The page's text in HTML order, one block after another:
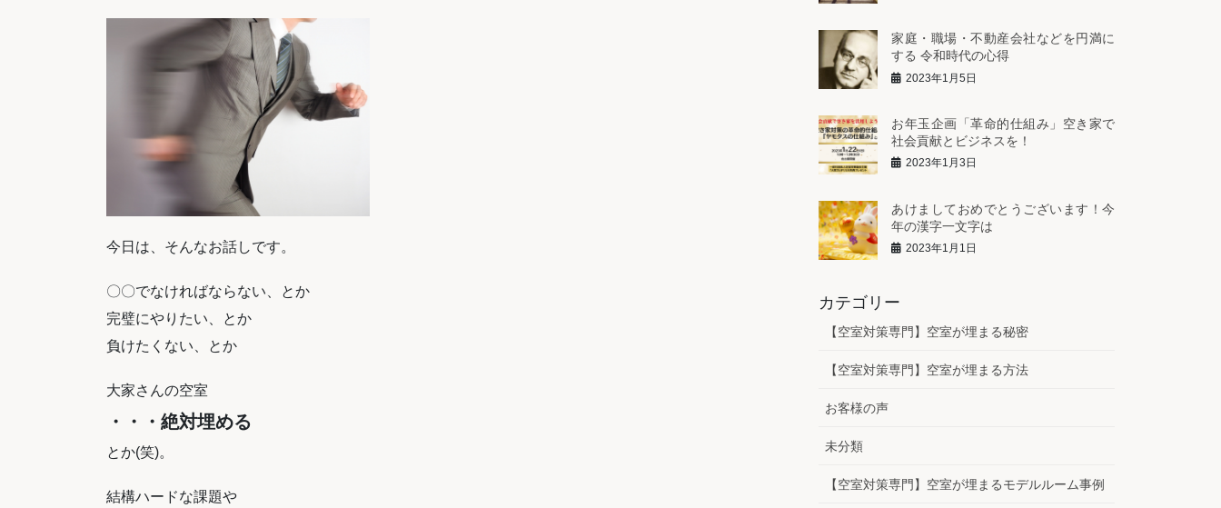
今日は、そんなお話しです。
〇〇でなければならない、とか
完璧にやりたい、とか
負けたくない、とか
大家さんの空室
・・・絶対埋める
とか(笑)。
結構ハードな課題や
家庭・職場・不動産会社などを円満に
する 令和時代の心得
2023年1月5日
お年玉企画「革命的仕組み」空き家で
社会貢献とビジネスを！
2023年1月3日
あけましておめでとうございます！今
年の漢字一文字は
2023年1月1日
カテゴリー
【空室対策専門】空室が埋まる秘密
【空室対策専門】空室が埋まる方法
お客様の声
未分類
【空室対策専門】空室が埋まるモデルルーム事例